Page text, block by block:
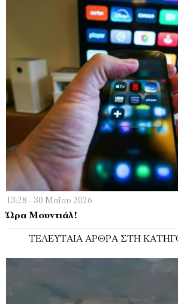
13:28 - 30 Μαΐου 2026
Ώρα Μουντιάλ!
ΤΕΛΕΥΤΑΊΑ ΆΡΘΡΑ ΣΤΗ